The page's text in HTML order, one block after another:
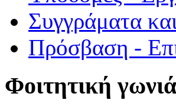
Συγγράματα
Πρόσβαση -
Φοιτητική γωνιά